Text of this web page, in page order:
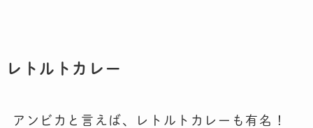
レトルトカレー
アンビカと言えば、レトルトカレーも有名！